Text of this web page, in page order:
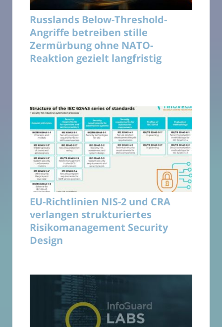
Russlands Below-Threshold-
Angriffe betreiben stille
Zermürbung ohne NATO-
Reaktion gezielt langfristig
EU-Richtlinien NIS-2 und CRA
verlangen strukturiertes
Risikomanagement Security
Design